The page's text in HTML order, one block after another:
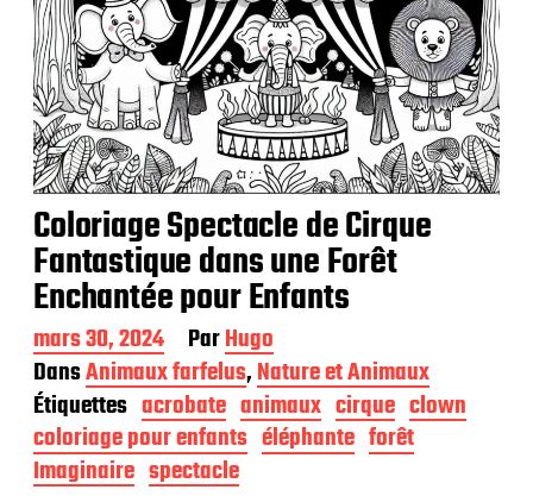
Coloriage Spectacle de Cirque
Fantastique dans une Forêt
Enchantée pour Enfants
D
a
t
e
d
e
p
mars 30, 2024 ParHugo
DansAnimaux farfelus,Nature et Animaux
Étiquettes acrobate animaux cirque clown
coloriage pour enfants éléphante forêt
Imaginaire spectacle